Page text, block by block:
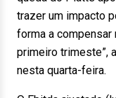
trazer um impacto
forma a
primeiro trimeste”,
nesta quarta-feira.